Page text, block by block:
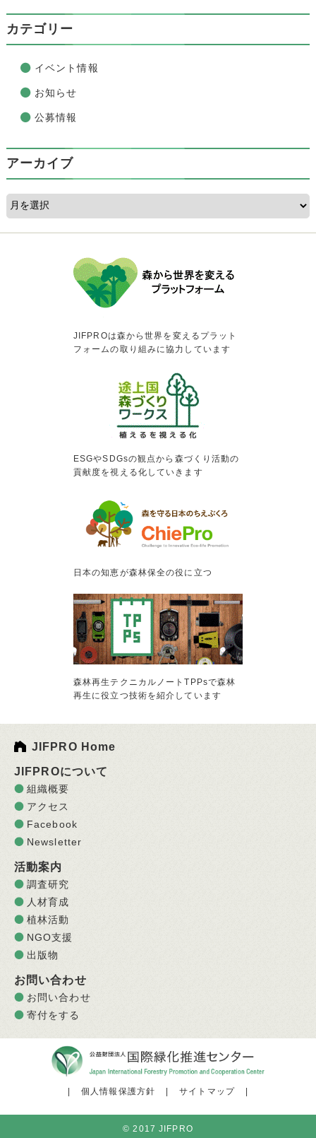
カテゴリー
イベント情報
お知らせ
公募情報
アーカイブ
JIFPROは森から世界を変えるプラット
フォームの取り組みに協力しています
ESGやSDGsの観点から森づくり活動の
貢献度を視える化していきます
日本の知恵が森林保全の役に立つ
森林再生テクニカルノートTPPsで森林
再生に役立つ技術を紹介しています
JIFPRO Home
JIFPROについて
組織概要
アクセス
Facebook
Newsletter
活動案内
調査研究
人材育成
植林活動
NGO支援
出版物
お問い合わせ
お問い合わせ
寄付をする
個人情報保護方針 サイトマップ
© 2017 JIFPRO